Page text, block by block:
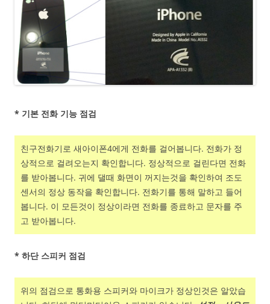
* 기본 전화 기능 점검
친구전화기로 새아이폰4에게 전화를 걸어봅니다. 전화가 정
상적으로 걸려오는지 확인합니다. 정상적으로 걸린다면 전화
를 받아봅니다. 귀에 댈때 화면이 꺼지는것을 확인하여 조도
센서의 정상 동작을 확인합니다. 전화기를 통해 말하고 들어
봅니다. 이 모든것이 정상이라면 전화를 종료하고 문자를 주
고 받아봅니다.
* 하단 스피커 점검
위의 점검으로 통화용 스피커와 마이크가 정상인것은 알았습